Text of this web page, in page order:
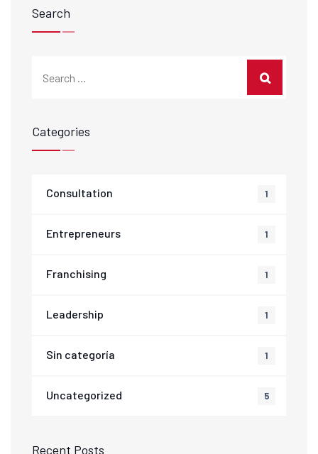
Search
Categories
Consultation 1
Entrepreneurs 1
Franchising 1
Leadership 1
Sin categoría 1
Uncategorized 5
Recent Posts